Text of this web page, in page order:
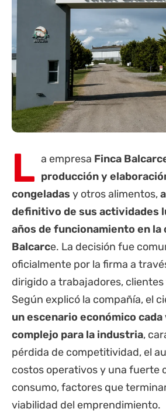
L a empresa Finca
producción y
congeladas y otros alimentos,
definitivo de sus actividades
años de funcionamiento en la
Balcarce. La decisión fue
oficialmente por la firma a
dirigido a trabajadores,
Según explicó la compañía, el
un escenario económico cada
complejo para la industria,
pérdida de competitividad, el
costos operativos y una fuerte
consumo, factores que
viabilidad del emprendimiento.